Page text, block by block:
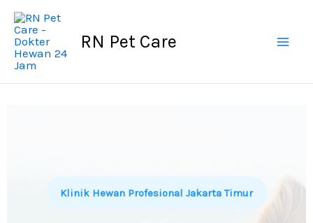
Skip
content
RN Pet Care
Klinik Hewan Profesional Jakarta Timur